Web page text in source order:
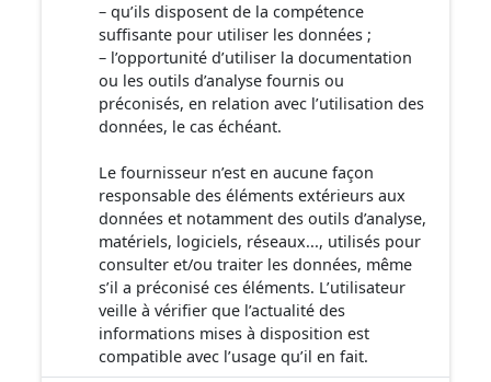
– qu’ils disposent de la compétence
suffisante pour utiliser les données ;
– l’opportunité d’utiliser la documentation
ou les outils d’analyse fournis ou
préconisés, en relation avec l’utilisation des
données, le cas échéant.
Le fournisseur n’est en aucune façon
responsable des éléments extérieurs aux
données et notamment des outils d’analyse,
matériels, logiciels, réseaux..., utilisés pour
consulter et/ou traiter les données, même
s’il a préconisé ces éléments. L’utilisateur
veille à vérifier que l’actualité des
informations mises à disposition est
compatible avec l’usage qu’il en fait.